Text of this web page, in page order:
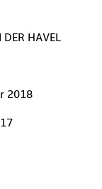
HAVEL
2018